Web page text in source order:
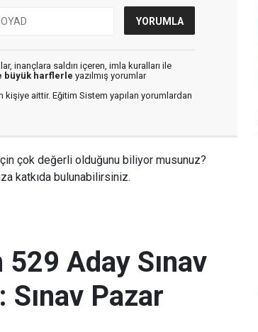
inançlara saldırı içeren, imla kuralları ile
büyük harflerle yazılmış yorumlar
aittir. Eğitim Sistem yapılan yorumlardan
çok değerli olduğunu biliyor musunuz?
katkıda bulunabilirsiniz.
Aday Sınav
Sınav Pazar